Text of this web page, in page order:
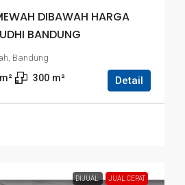
DIBAWAH HARGA
BANDUNG
Bandung
m² 300 m² Detail
DIJUAL JUAL CEPAT